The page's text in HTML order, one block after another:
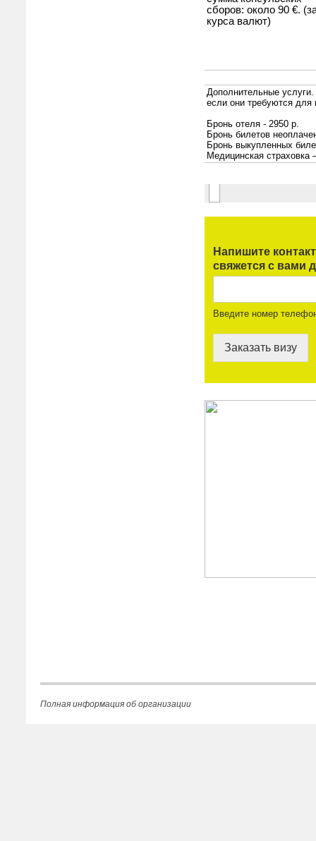
Напишите
свяжется с вами
Введите номер
Заказать визу
Полная информация об организации